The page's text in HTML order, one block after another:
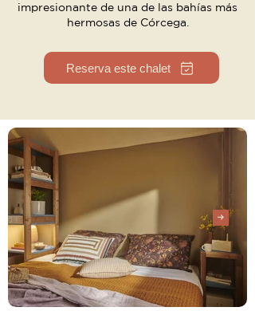
impresionante de una de las bahías más
hermosas de Córcega.
Reserva este chalet